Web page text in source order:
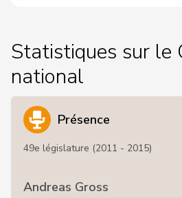
Statistiques sur le
national
Présence
49e législature (2011 - 2015)
Andreas Gross